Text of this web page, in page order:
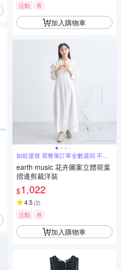
活動 券
加入購物車
如欲退貨 需整筆訂單全數退回 不能
單退
earth music 花卉圖案立體荷葉
摺邊剪裁洋裝
$1,022
4.5 (2)
活動 券
加入購物車